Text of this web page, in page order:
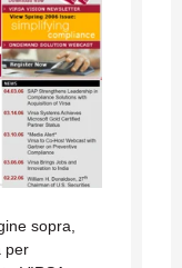
sopra,
per